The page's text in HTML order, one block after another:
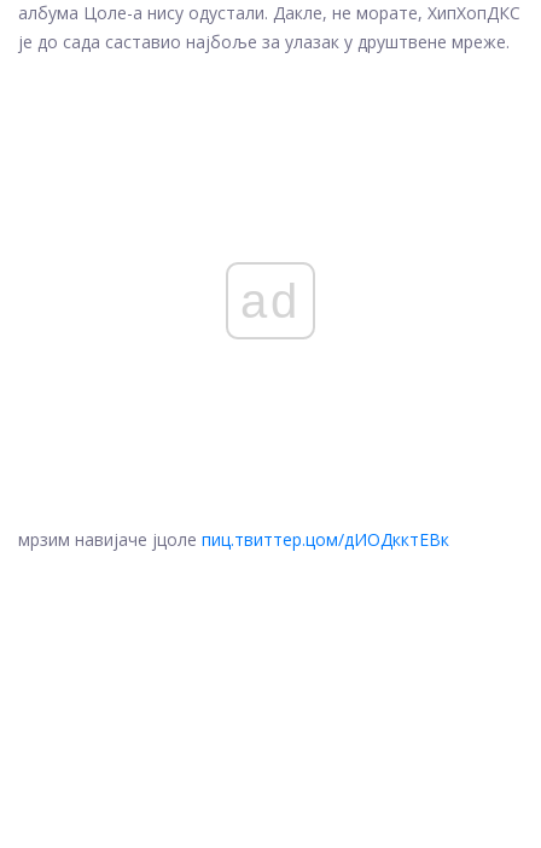
албума Цоле-а нису одустали. Дакле, не морате, ХипХопДКС
је до сада саставио најбоље за улазак у друштвене мреже.
ad
мрзим навијаче јцоле пиц.твиттер.цом/дИОДкктЕВк